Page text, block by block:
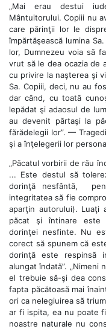
„Mai erau destui
Mântuitorului. Copiii nu
care părinţii lor le
împărtăşească lumina
lor, Dumnezeu voia să
vrut să le dea ocazia de
cu privire la naşterea şi
Sa. Copiii, deci, nu au
dar când, cu toată
lepădat şi adaosul de
au devenit părtaşi la
fărădelegii lor”. —
şi a înţelegerii lor
„Păcatul vorbirii de rău
... Este destul să
dorinţă nesfântă,
integritatea să fie
aparţin autorului).
păcat şi întinare este
dorinţei nesfinte. Nu
corect să spunem că
dorinţă este respinsă
alungat îndată”.
el trebuie să-şi dea
fapta păcătoasă mai
ori ca nelegiuirea să
ar fi ispita, ea nu poate
noastre naturale nu